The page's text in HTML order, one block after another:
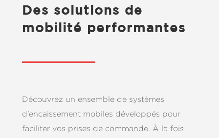
Des solutions de
mobilité performantes
Découvrez un ensemble de systèmes
d’encaissement mobiles développés pour
faciliter vos prises de commande. À la fois